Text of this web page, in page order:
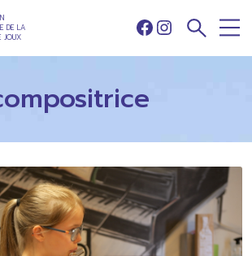
DE LA
JOUX
Facebook
Instagram